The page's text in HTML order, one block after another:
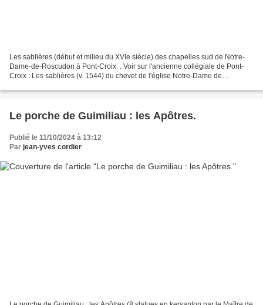
Les sablières (début et milieu du XVIe siècle) des chapelles sud de Notre-
Dame-de-Roscudon à Pont-Croix. . Voir sur l'ancienne collégiale de Pont-
Croix : Les sablières (v. 1544) du chevet de l'église Notre-Dame de
Le porche de Guimiliau : les Apôtres.
Publié le 11/10/2024 à 13:12
Par jean-yves cordier